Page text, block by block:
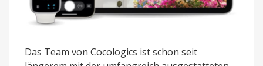
Das Team von Cocologics ist schon seit